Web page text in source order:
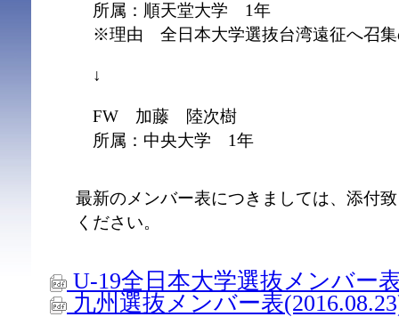
所属：順天堂大学 1年
※理由 全日本大学選抜台湾遠征へ召集
↓
FW 加藤 陸次樹
所属：中央大学 1年
最新のメンバー表につきましては、添付
ください。
U-19全日本大学選抜メンバー
九州選抜メンバー表